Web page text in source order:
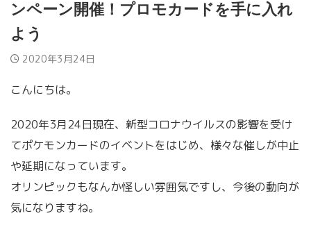
ンペーン開催！プロモカードを手に入れ
よう
2020年3月24日
こんにちは。
2020年3月24日現在、新型コロナウイルスの影響を受け
てポケモンカードのイベントをはじめ、様々な催しが中止
や延期になっています。
オリンピックもなんか怪しい雰囲気ですし、今後の動向が
気になりますね。